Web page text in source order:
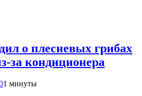
о плесневых грибах
за кондиционера
1 минуты